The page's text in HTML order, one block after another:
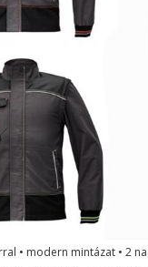
• modern mintázat • 2